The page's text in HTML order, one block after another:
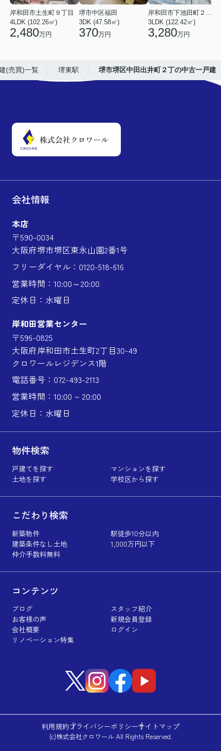
岸和田市土生町９丁目
4LDK (102.26㎡)
2,480万円
堺市中区福田
3DK (47.58㎡)
370万円
3LDK (122.42㎡)
3,280万円
(売買)一覧 堺東駅 堺市堺区中田出井町２丁の中古一戸建
会社情報
本店
〒590-0034
大阪府堺市堺区東永山園2番1号
フリーダイヤル：0120-518-616
営業時間：10:00～20:00
定休日：水曜日
岸和田営業センター
〒596-0825
大阪府岸和田市土生町2丁目30-49
クロワールレジデンス1階
電話番号：072-493-2113
営業時間：10:00 ~ 20:00
定休日：水曜日
物件検索
戸建てを探す
マンションを探す
土地を探す
学校区から探す
こだわり検索
新築物件
駅徒歩10分以内
建築条件なし土地
1,000万円以下
仲介手数料無料
コンテンツ
ブログ
スタッフ紹介
お客様の声
新規会員登録
会社概要
ログイン
リノベーション特集
利用規約プライバシーポリシーサイトマップ
(c)株式会社クロワール All Rights Reserved.